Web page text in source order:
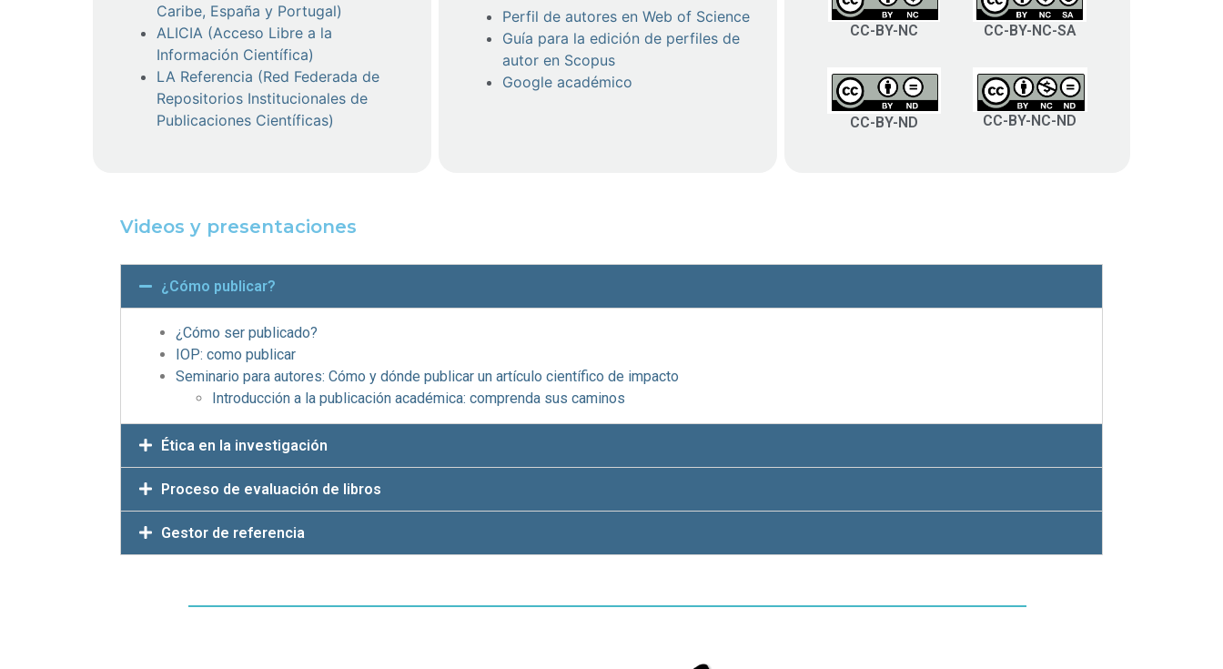
Caribe, España y Portugal)
ALICIA (Acceso Libre a la
Información Científica)
LA Referencia (Red Federada de
Repositorios Institucionales de
Publicaciones Científicas)
Perfil de autores en Web of Science
Guía para la edición de perfiles de
autor en Scopus
Google académico
CC-BY-NC CC-BY-NC-SA
CC-BY-ND CC-BY-NC-ND
Videos y presentaciones
¿Cómo publicar?
¿Cómo ser publicado?
IOP: como publicar
Seminario para autores: Cómo y dónde publicar un artículo científico de impacto
Introducción a la publicación académica: comprenda sus caminos
Ética en la investigación
Proceso de evaluación de libros
Gestor de referencia